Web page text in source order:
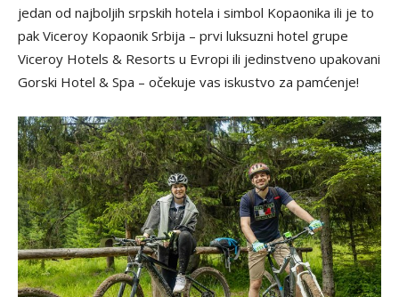
jedan od najboljih srpskih hotela i simbol Kopaonika ili je to
pak Viceroy Kopaonik Srbija – prvi luksuzni hotel grupe
Viceroy Hotels & Resorts u Evropi ili jedinstveno upakovani
Gorski Hotel & Spa – očekuje vas iskustvo za pamćenje!